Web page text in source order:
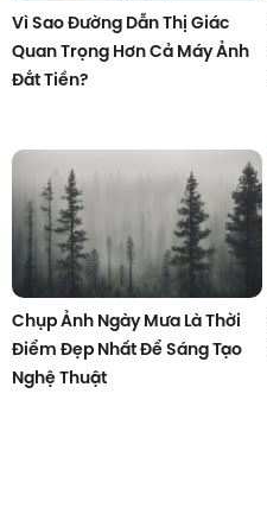
Vì Sao Đường Dẫn Thị Giác
Quan Trọng Hơn Cả Máy Ảnh
Đắt Tiền?
Chụp Ảnh Ngày Mưa Là Thời
Điểm Đẹp Nhất Để Sáng Tạo
Nghệ Thuật